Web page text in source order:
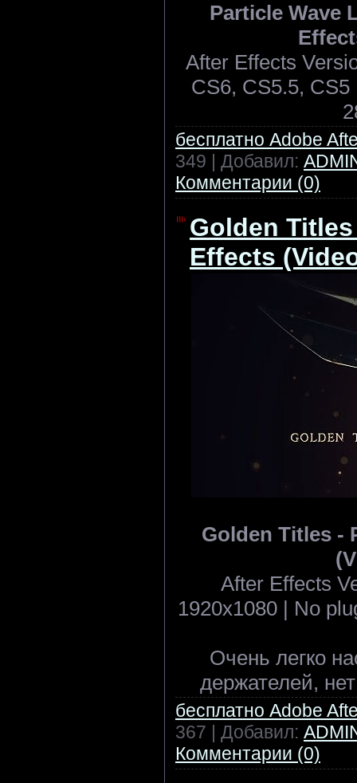
Particle Wave
After Effects
CS6, CS5.5,
бесплатно Adobe
349 | Добавил:
Комментарии (0)
Golden
Effects
Golden Titles -
After Effects
1920x1080 | No
Очень легко
держателей,
бесплатно Adobe
367 | Добавил:
Комментарии (0)